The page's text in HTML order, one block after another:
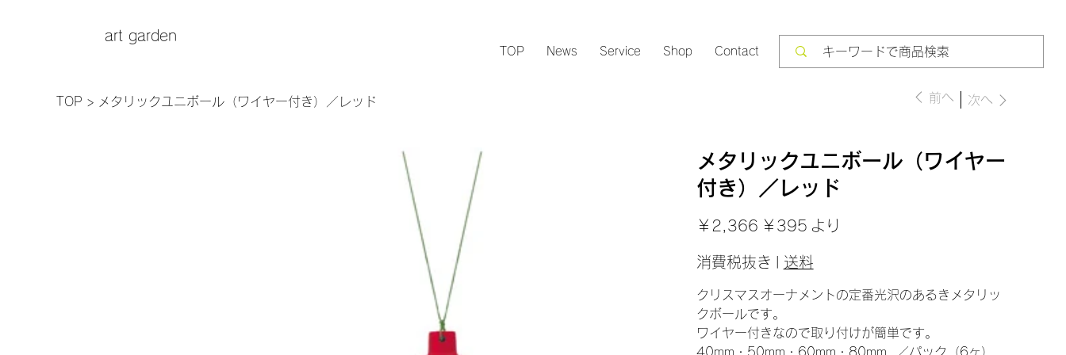
art garden
TOP News Service Shop Contact
TOP > メタリックユニボール（ワイヤー付き）／レッド 前へ 次へ
メタリックユニボール（ワイヤー
付き）／レッド
の
￥2,366
ー
格
￥395 より
消費税抜き 送料
クリスマスオーナメントの定番光沢のあるきメタリッ
クボールです。
ワイヤー付きなので取り付けが簡単です。
40mm・50mm・60mm・80mm ／パック（6ヶ）